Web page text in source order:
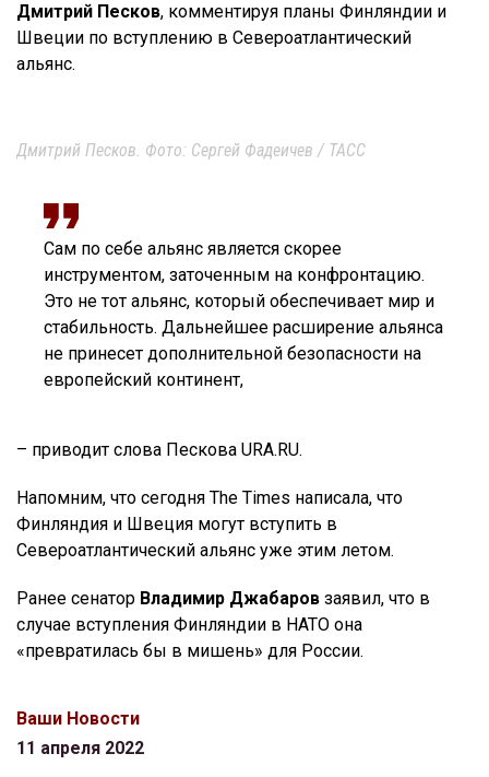
Дмитрий Песков, комментируя планы Финляндии и
Швеции по вступлению в Североатлантический
альянс.
Дмитрий Песков. Фото: Сергей Фадеичев / ТАСС
Сам по себе альянс является скорее
инструментом, заточенным на конфронтацию.
Это не тот альянс, который обеспечивает мир и
стабильность. Дальнейшее расширение альянса
не принесет дополнительной безопасности на
европейский континент,
– приводит слова Пескова URA.RU.
Напомним, что сегодня The Times написала, что
Финляндия и Швеция могут вступить в
Североатлантический альянс уже этим летом.
Ранее сенатор Владимир Джабаров заявил, что в
случае вступления Финляндии в НАТО она
«превратилась бы в мишень» для России.
Ваши Новости
11 апреля 2022